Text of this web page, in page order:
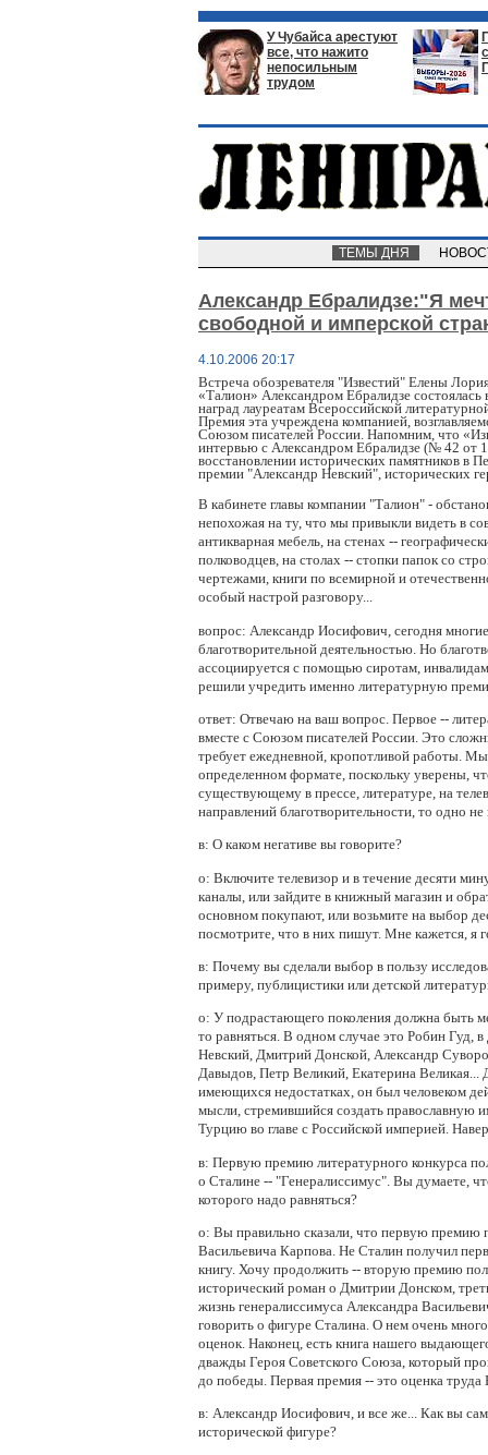
У Чубайса арестуют
все, что нажито
непосильным
трудом
ТЕМЫ ДНЯ
Александр Ебралидзе:"Я
свободной и имперской
4.10.2006 20:17
Встреча обозревателя "Известий" Елены
«Талион» Александром Ебралидзе
наград лауреатам Всероссийской
Премия эта учреждена компанией,
Союзом писателей России. Напомним, что
интервью с Александром Ебралидзе (№ 42 от
восстановлении исторических памятников в
премии "Александр Невский", исторических
В кабинете главы компании "Талион" -
непохожая на ту, что мы привыкли видеть в
антикварная мебель, на стенах --
полководцев, на столах -- стопки папок со
чертежами, книги по всемирной и
особый настрой разговору...
вопрос: Александр Иосифович, сегодня
благотворительной деятельностью. Но
ассоциируется с помощью сиротам,
решили учредить именно литературную
ответ: Отвечаю на ваш вопрос. Первое --
вместе с Союзом писателей России. Это
требует ежедневной, кропотливой работы.
определенном формате, поскольку уверены,
существующему в прессе, литературе, на
направлений благотворительности, то одно
в: О каком негативе вы говорите?
о: Включите телевизор и в течение десяти
каналы, или зайдите в книжный магазин и
основном покупают, или возьмите на выбор
посмотрите, что в них пишут. Мне кажется, я
в: Почему вы сделали выбор в пользу
примеру, публицистики или детской
о: У подрастающего поколения должна быть
то равняться. В одном случае это Робин Гуд,
Невский, Дмитрий Донской, Александр
Давыдов, Петр Великий, Екатерина
имеющихся недостатках, он был человеком
мысли, стремившийся создать православную
Турцию во главе с Российской империей.
в: Первую премию литературного конкурса
о Сталине -- "Генералиссимус". Вы думаете,
которого надо равняться?
о: Вы правильно сказали, что первую премию
Васильевича Карпова. Не Сталин получил
книгу. Хочу продолжить -- вторую премию
исторический роман о Дмитрии Донском,
жизнь генералиссимуса Александра
говорить о фигуре Сталина. О нем очень
оценок. Наконец, есть книга нашего
дважды Героя Советского Союза, который
до победы. Первая премия -- это оценка
в: Александр Иосифович, и все же... Как вы
исторической фигуре?